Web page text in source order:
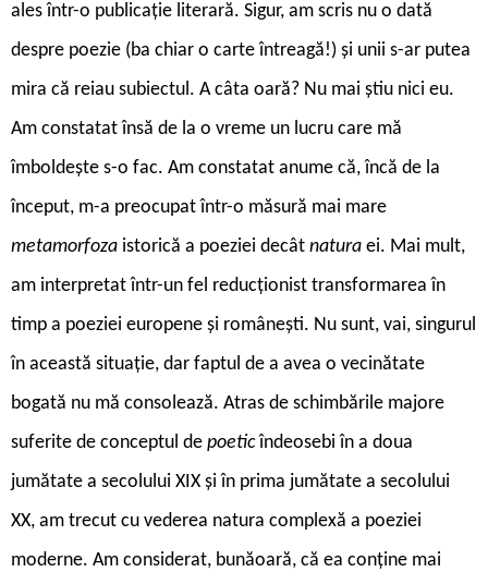
ales într-o publicație literară. Sigur, am scris nu o dată
despre poezie (ba chiar o carte întreagă!) și unii s-ar putea
mira că reiau subiectul. A câta oară? Nu mai știu nici eu.
Am constatat însă de la o vreme un lucru care mă
îmboldește s-o fac. Am constatat anume că, încă de la
început, m-a preocupat într-o măsură mai mare
metamorfoza istorică a poeziei decât natura ei. Mai mult,
am interpretat într-un fel reducționist transformarea în
timp a poeziei europene și românești. Nu sunt, vai, singurul
în această situație, dar faptul de a avea o vecinătate
bogată nu mă consolează. Atras de schimbările majore
suferite de conceptul de poeticîndeosebi în a doua
jumătate a secolului XIX și în prima jumătate a secolului
XX, am trecut cu vederea natura complexă a poeziei
moderne. Am considerat, bunăoară, că ea conține mai